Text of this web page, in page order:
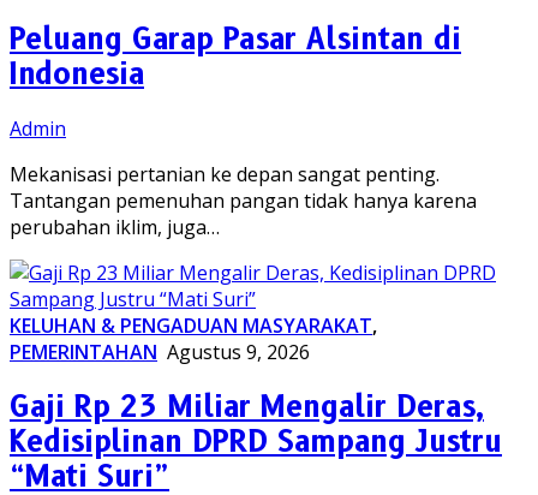
Peluang Garap Pasar Alsintan di
Indonesia
Admin
Mekanisasi pertanian ke depan sangat penting.
Tantangan pemenuhan pangan tidak hanya karena
perubahan iklim, juga…
KELUHAN & PENGADUAN MASYARAKAT,
PEMERINTAHAN Agustus 9, 2026
Gaji Rp 23 Miliar Mengalir Deras,
Kedisiplinan DPRD Sampang Justru
“Mati Suri”